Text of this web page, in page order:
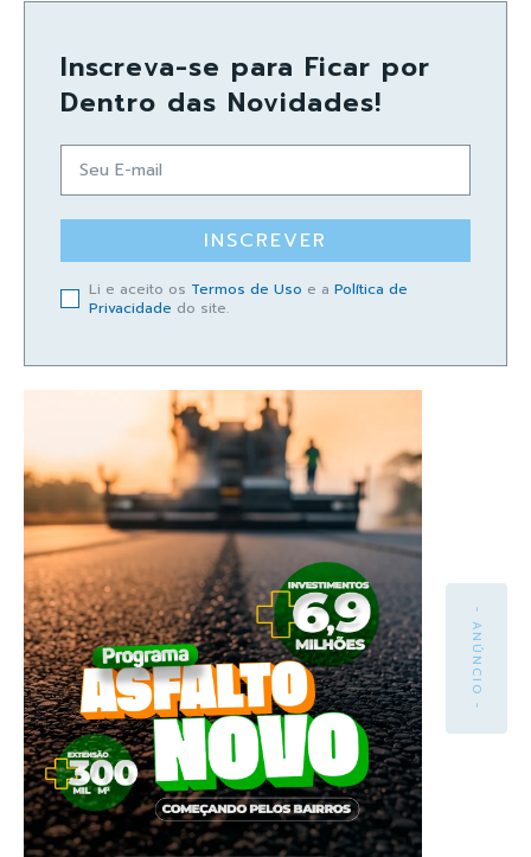
Inscreva-se para Ficar por
Dentro das Novidades!
INSCREVER
Li e aceito os Termos de Uso e a Política de
Privacidade do site.
- ANÚNCIO -